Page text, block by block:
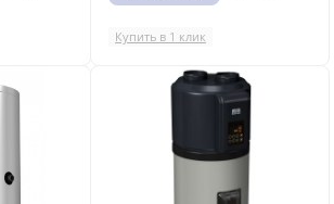
Купить в 1 клик